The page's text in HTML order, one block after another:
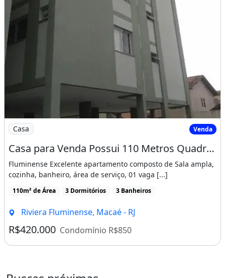
Imagem: Casa para Venda Possui 110 Metros Quadrados
Casa Venda
Casa para Venda Possui 110 Metros Quadrados com 3 Quartos em Riviera Fluminense - Macaé
Fluminense Excelente apartamento composto de Sala ampla,
cozinha, banheiro, área de serviço, 01 vaga [...]
110m² de Área 3 Dormitórios 3 Banheiros
Riviera Fluminense, Macaé - RJ
R$420.000 Condomínio R$850